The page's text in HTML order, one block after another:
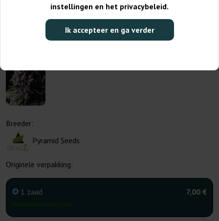
instellingen en het privacybeleid.
Ik accepteer en ga verder
Breeder:
Pyramid Seeds
Originele verpakking:
1 zaad 7,00 €